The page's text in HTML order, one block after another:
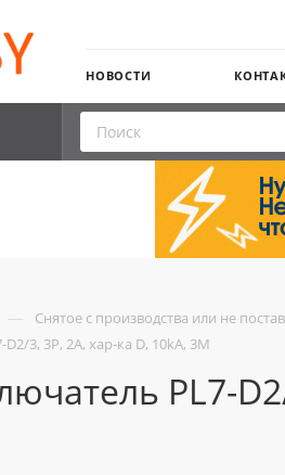
НОВОСТИ
— Снятое с производства или не
3, 3P, 2A, хар-ка D, 10kA, 3M
PL7-